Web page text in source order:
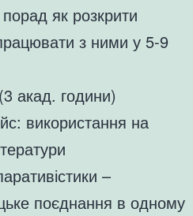
як розкрити
з ними у 5-9
акад. години)
використання на
–
поєднання в одному